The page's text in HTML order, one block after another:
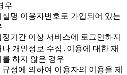
우
실명 이용자번호로 가입되어 있는
정기간 이상 서비스에 로그인하지
나 개인정보 수집․이용에 대한 재
를 하지 않은 경우
정에 의하여 이용자의 이용을 제